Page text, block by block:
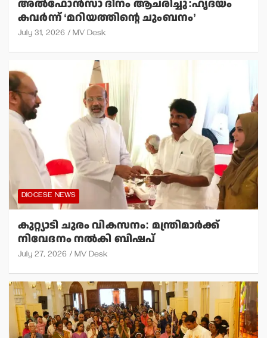
അല്‍ഫോന്‍സാ ദിനം ആചരിച്ചു:ഹൃദയം
കവര്‍ന്ന് ‘മറിയത്തിന്റെ ചുംബനം’
July 31, 2026 MV Desk
DIOCESE NEWS
കുറ്റ്യാടി ചുരം വികസനം: മന്ത്രിമാര്‍ക്ക്
നിവേദനം നല്‍കി ബിഷപ്
July 27, 2026 MV Desk